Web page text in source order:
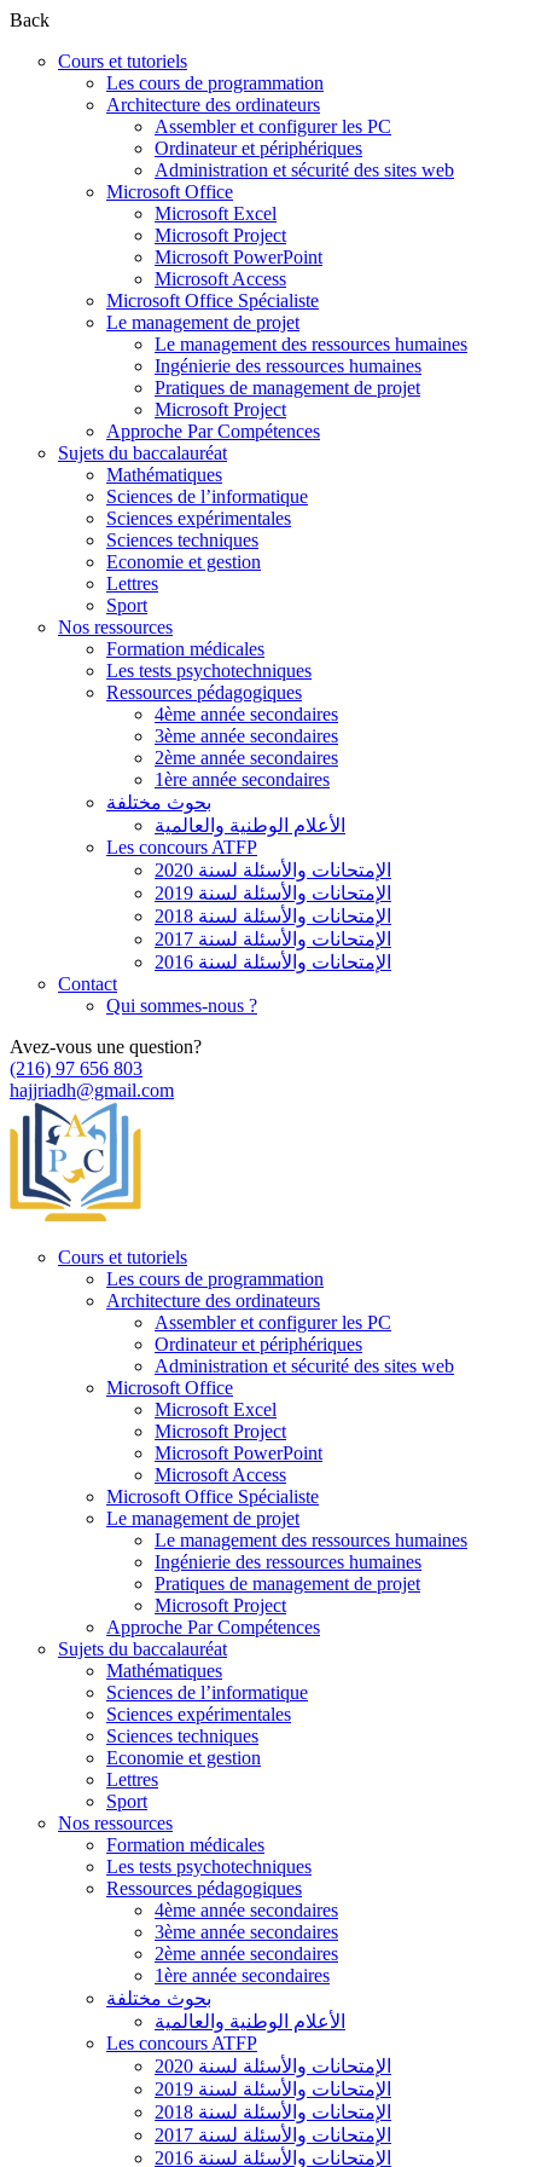
Back
Cours et tutoriels
Les cours de programmation
Architecture des ordinateurs
Assembler et configurer les PC
Ordinateur et périphériques
Administration et sécurité des sites web
Microsoft Office
Microsoft Excel
Microsoft Project
Microsoft PowerPoint
Microsoft Access
Microsoft Office Spécialiste
Le management de projet
Le management des ressources humaines
Ingénierie des ressources humaines
Pratiques de management de projet
Microsoft Project
Approche Par Compétences
Sujets du baccalauréat
Mathématiques
Sciences de l’informatique
Sciences expérimentales
Sciences techniques
Economie et gestion
Lettres
Sport
Nos ressources
Formation médicales
Les tests psychotechniques
Ressources pédagogiques
4ème année secondaires
3ème année secondaires
2ème année secondaires
1ère année secondaires
بحوث مختلفة
الأعلام الوطنية والعالمية
Les concours ATFP
الإمتحانات والأسئلة لسنة 2020
الإمتحانات والأسئلة لسنة 2019
الإمتحانات والأسئلة لسنة 2018
الإمتحانات والأسئلة لسنة 2017
الإمتحانات والأسئلة لسنة 2016
Contact
Qui sommes-nous ?
Avez-vous une question?
(216) 97 656 803
hajjriadh@gmail.com
Cours et tutoriels
Les cours de programmation
Architecture des ordinateurs
Assembler et configurer les PC
Ordinateur et périphériques
Administration et sécurité des sites web
Microsoft Office
Microsoft Excel
Microsoft Project
Microsoft PowerPoint
Microsoft Access
Microsoft Office Spécialiste
Le management de projet
Le management des ressources humaines
Ingénierie des ressources humaines
Pratiques de management de projet
Microsoft Project
Approche Par Compétences
Sujets du baccalauréat
Mathématiques
Sciences de l’informatique
Sciences expérimentales
Sciences techniques
Economie et gestion
Lettres
Sport
Nos ressources
Formation médicales
Les tests psychotechniques
Ressources pédagogiques
4ème année secondaires
3ème année secondaires
2ème année secondaires
1ère année secondaires
بحوث مختلفة
الأعلام الوطنية والعالمية
Les concours ATFP
الإمتحانات والأسئلة لسنة 2020
الإمتحانات والأسئلة لسنة 2019
الإمتحانات والأسئلة لسنة 2018
الإمتحانات والأسئلة لسنة 2017
الإمتحانات والأسئلة لسنة 2016